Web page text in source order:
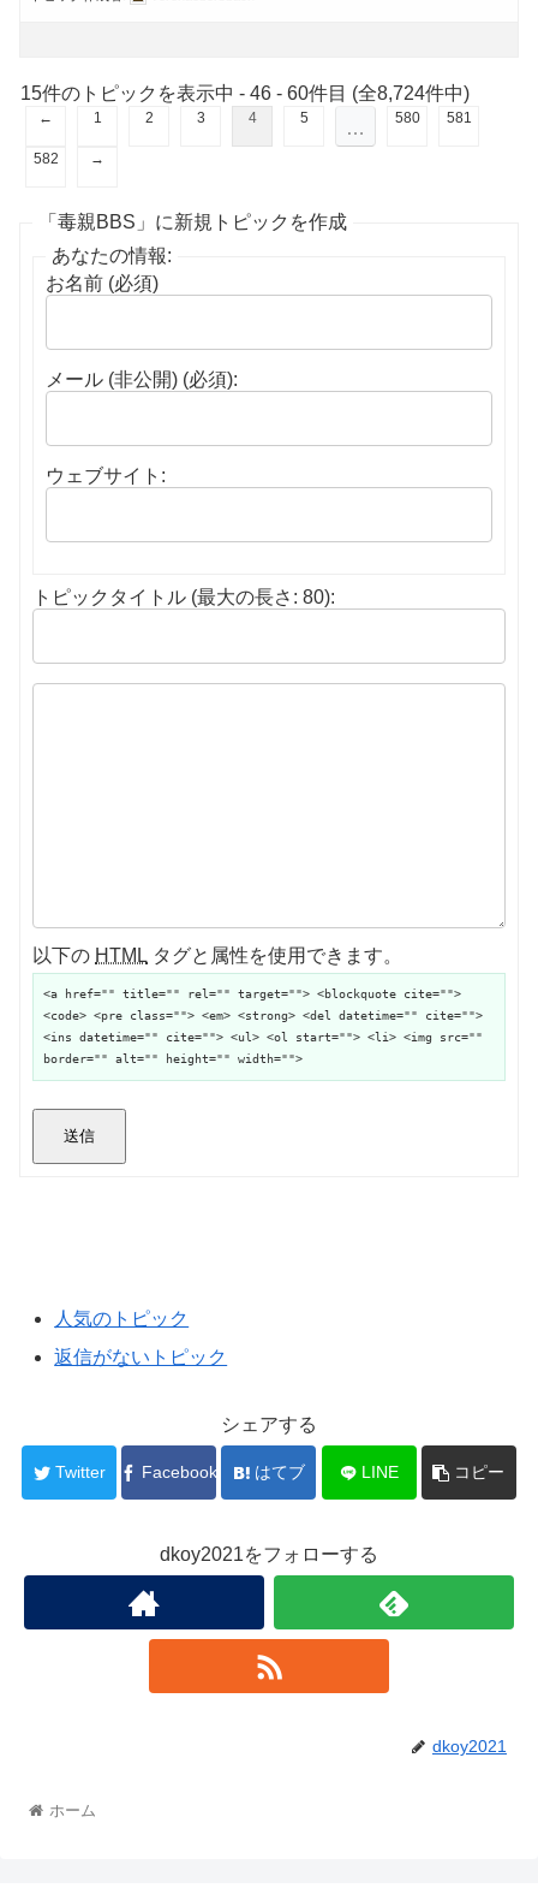
15件のトピックを表示中 - 46 - 60件目 (全8,724件中)
← 1 2 3 4 5 … 580 581
582 →
「毒親BBS」に新規トピックを作成
あなたの情報:
お名前 (必須)
メール (非公開) (必須):
ウェブサイト:
トピックタイトル (最大の長さ: 80):
以下の HTML タグと属性を使用できます。
<a href="" title="" rel="" target=""> <blockquote cite="">
<code> <pre class=""> <em> <strong> <del datetime="" cite="">
<ins datetime="" cite=""> <ul> <ol start=""> <li> <img src=""
border="" alt="" height="" width="">
送信
人気のトピック
返信がないトピック
シェアする
Twitter Facebook はてブ LINE コピー
dkoy2021をフォローする
dkoy2021
ホーム